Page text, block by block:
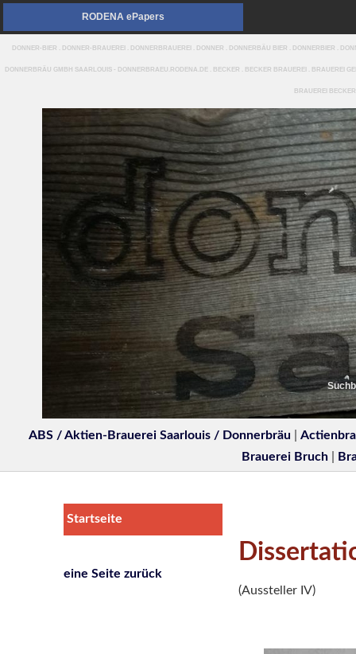
RODENA ePapers
DONNER-BIER . DONNER-BRAUEREI . DONNERBRAUEREI . DONNER . DONNERBÄU BIER . DONNERBIER .
DONNERBRÄU GMBH SAARLOUIS - DONNERBRAEU.RODENA.DE . BECKER . BECKER BRAUEREI . BRAUEREI
BRAUEREI
ABS / Aktien-Brauerei Saarlouis / Donnerbräu
Brauerei Bruch
Startseite
eine Seite zurück
(Aussteller IV)